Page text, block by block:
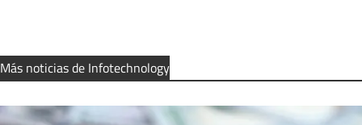
Más noticias de Infotechnology